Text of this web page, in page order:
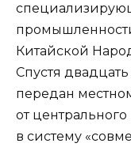
Китайской
Спустя
передан
от
в систему